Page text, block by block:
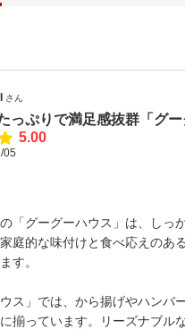
さん
っぷりで満足感抜群「グー
5.00
05
「グーグーハウス」は、しっ
庭的な味付けと食べ応えのあ
す。
ウス」では、から揚げやハン
揃っています。リーズナブル